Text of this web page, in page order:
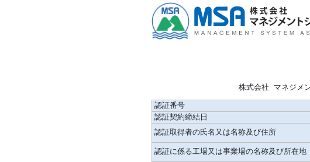
株式会社 マネジメ
認証番号
認証契約締結日
認証取得者の氏名又は名称及び住所
認証に係る工場又は事業場の名称及び所在地